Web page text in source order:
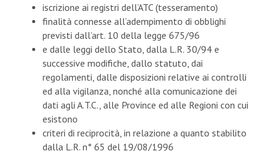
iscrizione ai registri dell’ATC (tesseramento)
finalità connesse all’adempimento di obblighi
previsti dall’art. 10 della legge 675/96
e dalle leggi dello Stato, dalla L.R. 30/94 e
successive modifiche, dallo statuto, dai
regolamenti, dalle disposizioni relative ai controlli
ed alla vigilanza, nonché alla comunicazione dei
dati agli A.T.C., alle Province ed alle Regioni con cui
esistono
criteri di reciprocità, in relazione a quanto stabilito
dalla L.R. n° 65 del 19/08/1996